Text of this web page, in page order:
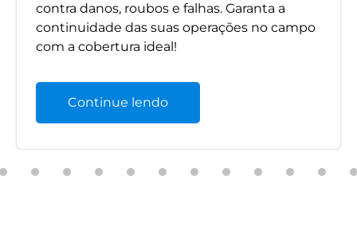
contra danos, roubos e falhas. Garanta a
continuidade das suas operações no campo
com a cobertura ideal!
Continue lendo